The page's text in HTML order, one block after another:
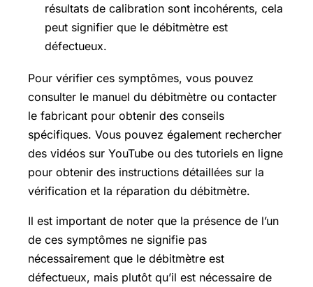
résultats de calibration sont incohérents, cela
peut signifier que le débitmètre est
défectueux.
Pour vérifier ces symptômes, vous pouvez
consulter le manuel du débitmètre ou contacter
le fabricant pour obtenir des conseils
spécifiques. Vous pouvez également rechercher
des vidéos sur YouTube ou des tutoriels en ligne
pour obtenir des instructions détaillées sur la
vérification et la réparation du débitmètre.
Il est important de noter que la présence de l’un
de ces symptômes ne signifie pas
nécessairement que le débitmètre est
défectueux, mais plutôt qu’il est nécessaire de